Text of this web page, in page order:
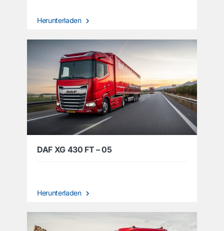
Herunterladen
DAF XG 430 FT – 05
Herunterladen